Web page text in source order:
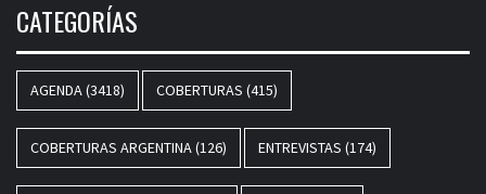
CATEGORÍAS
AGENDA(3418) COBERTURAS (415)
COBERTURAS ARGENTINA(126) ENTREVISTAS (174)